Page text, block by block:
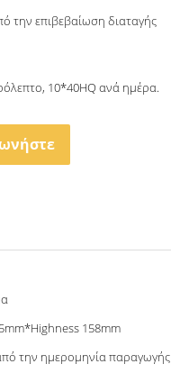
την επιβεβαίωση διαταγής
10*40HQ ανά ημέρα.
158mm
την ημερομηνία παραγωγής